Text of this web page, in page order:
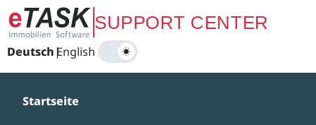
Zum Hauptinhalt springenSUPPORT CENTER
Deutsch|
English
Startseite